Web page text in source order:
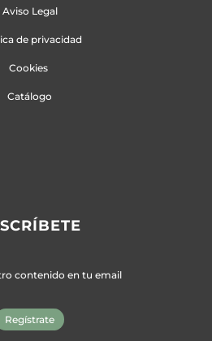
Aviso Legal
de privacidad
Cookies
Catálogo
contenido en tu email
Regístrate